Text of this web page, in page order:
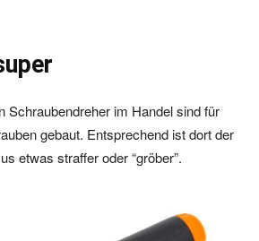
Schraubendreher im Handel sind für
gebaut. Entsprechend ist dort der
etwas straffer oder “gröber”.